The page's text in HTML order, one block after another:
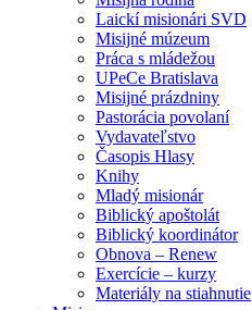
Laickí misionári SVD
Misijné múzeum
Práca s mládežou
UPeCe Bratislava
Misijné prázdniny
Pastorácia povolaní
Vydavateľstvo
Časopis Hlasy
Knihy
Mladý misionár
Biblický apoštolát
Biblický koordinátor
Obnova – Renew
Exercície – kurzy
Materiály na stiahnutie